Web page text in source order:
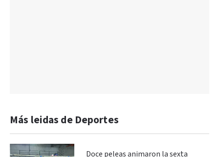
Más leidas de Deportes
Doce peleas animaron la sexta